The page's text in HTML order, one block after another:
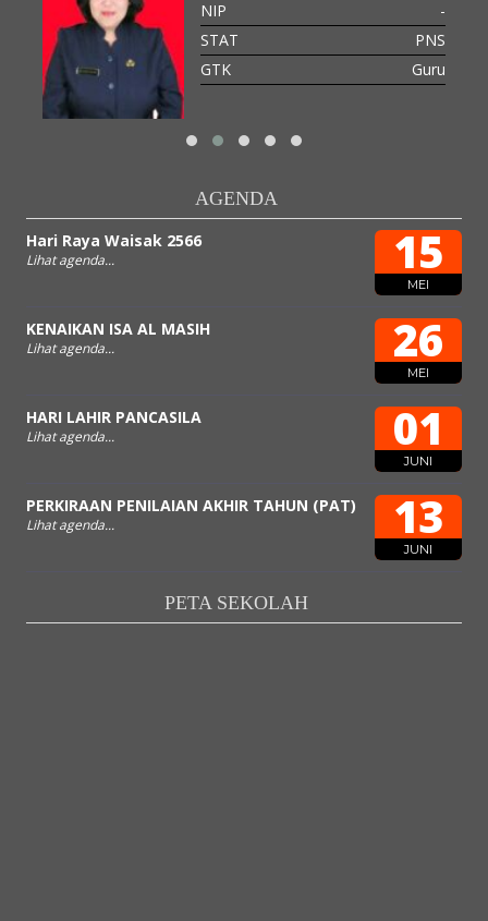
NIP
-
STAT
PNS
GTK
Guru
AGENDA
15
MEI
Hari Raya Waisak 2566
Lihat agenda...
26
MEI
KENAIKAN ISA AL MASIH
Lihat agenda...
01
JUNI
HARI LAHIR PANCASILA
Lihat agenda...
13
JUNI
PERKIRAAN PENILAIAN AKHIR TAHUN (PAT)
Lihat agenda...
PETA SEKOLAH